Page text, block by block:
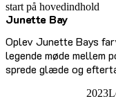
start på hovedindhold
Junette Bay
Oplev Junette Bays
legende møde mellem
sprede glæde og
senest opdateret 17.
2023